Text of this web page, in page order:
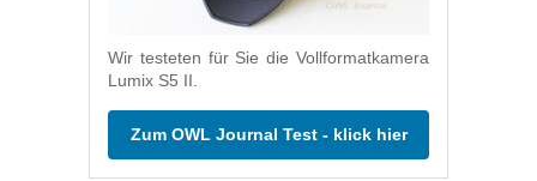
Wir testeten für Sie die Vollformatkamera
Lumix S5 II.
Zum OWL Journal Test - klick hier